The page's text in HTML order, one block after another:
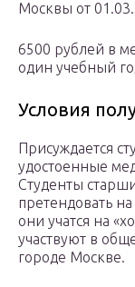
Москвы от
6500 рублей в
один учебный
Условия
Присуждается
удостоенные
Студенты
претендовать
они учатся на
участвуют в
городе Москве.